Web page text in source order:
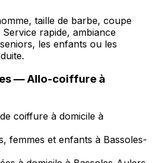
taille de barbe, coupe
rapide, ambiance
les enfants ou les
—Allo-coiffure à
coiffure à domicile à
femmes et enfants à Bassoles-